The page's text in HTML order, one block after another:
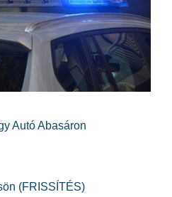
Autó Abasáron
(FRISSÍTÉS)